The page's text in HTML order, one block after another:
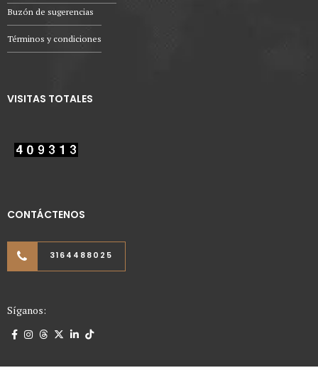
Buzón de sugerencias
Términos y condiciones
VISITAS TOTALES
CONTÁCTENOS
3164488025
Síganos: